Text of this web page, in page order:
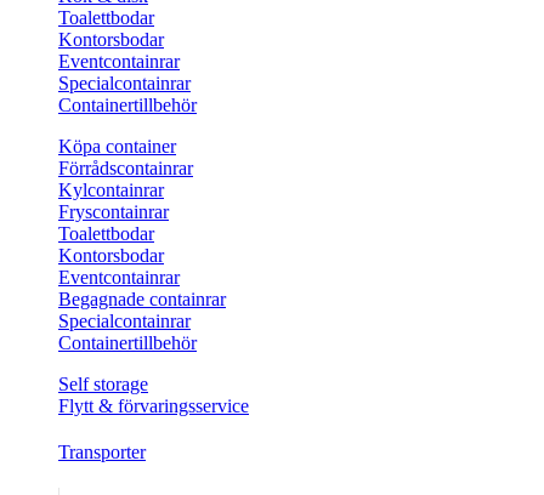
Toalettbodar
Kontorsbodar
Eventcontainrar
Specialcontainrar
Containertillbehör
Köpa container
Förrådscontainrar
Kylcontainrar
Fryscontainrar
Toalettbodar
Kontorsbodar
Eventcontainrar
Begagnade containrar
Specialcontainrar
Containertillbehör
Self storage
Flytt & förvaringsservice
Transporter